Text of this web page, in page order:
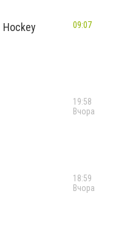
Hockey 09:07
19:58
Вчора
18:59
Вчора